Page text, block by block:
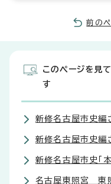
前の
このページを見
す
新修名古屋市史編
新修名古屋市史編
新修名古屋市史「
名古屋東照宮 東